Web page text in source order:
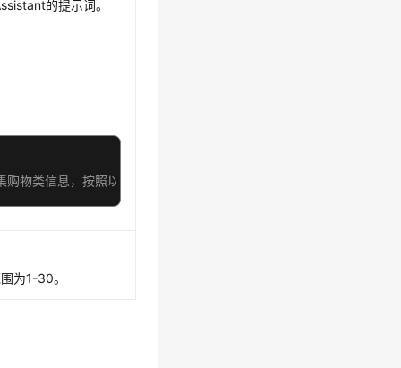
的提示词。
物类信息，按照以下规则。##规则: 1、购物品类可以是具体的商
为1-30。